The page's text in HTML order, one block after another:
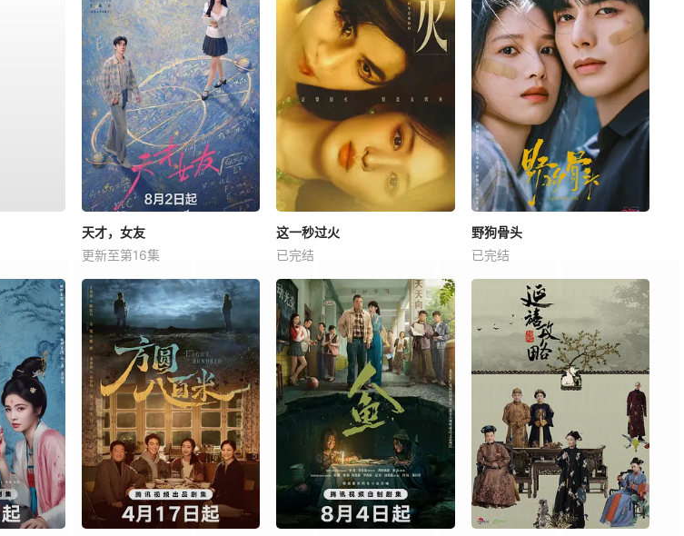
天才，女友
更新至第16集
这一秒过火
已完结
野狗骨头
已完结